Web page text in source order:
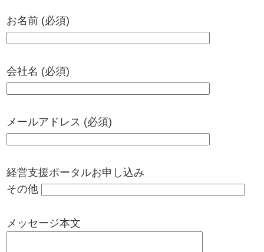
お名前 (必須)
会社名 (必須)
メールアドレス (必須)
経営支援ポータルお申し込み
その他
メッセージ本文